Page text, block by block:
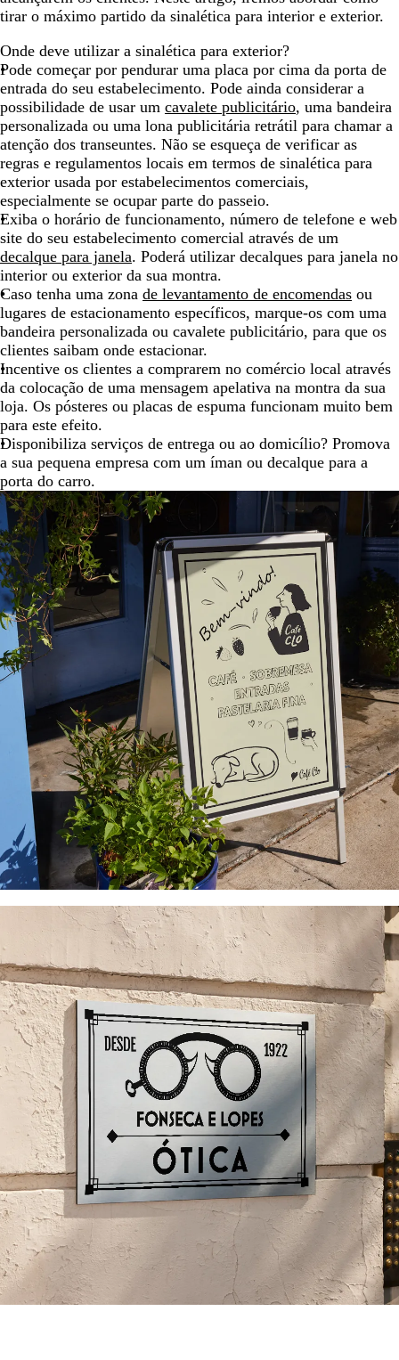
tirar o máximo partido da sinalética para interior e exterior.
Onde deve utilizar a sinalética para exterior?
Pode começar por pendurar uma placa por cima da porta de
entrada do seu estabelecimento. Pode ainda considerar a
possibilidade de usar um cavalete publicitário, uma bandeira
personalizada ou uma lona publicitária retrátil para chamar a
atenção dos transeuntes. Não se esqueça de verificar as
regras e regulamentos locais em termos de sinalética para
exterior usada por estabelecimentos comerciais,
especialmente se ocupar parte do passeio.
Exiba o horário de funcionamento, número de telefone e web
site do seu estabelecimento comercial através de um
decalque para janela. Poderá utilizar decalques para janela no
interior ou exterior da sua montra.
Caso tenha uma zona de levantamento de encomendas ou
lugares de estacionamento específicos, marque-os com uma
bandeira personalizada ou cavalete publicitário, para que os
clientes saibam onde estacionar.
Incentive os clientes a comprarem no comércio local através
da colocação de uma mensagem apelativa na montra da sua
loja. Os pósteres ou placas de espuma funcionam muito bem
para este efeito.
Disponibiliza serviços de entrega ou ao domicílio? Promova
a sua pequena empresa com um íman ou decalque para a
porta do carro.